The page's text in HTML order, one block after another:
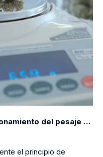
¿Cuál es el principio de funcionamiento del pesaje electrónico digital?
el principio de